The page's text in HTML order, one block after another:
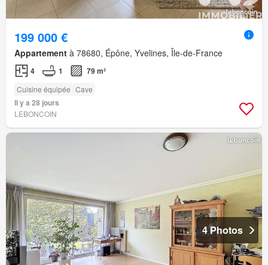
199 000 €
Appartement à 78680, Épône, Yvelines, Île-de-France
4 1 79 m²
Cuisine équipée Cave
Il y a 28 jours
LEBONCOIN
4 Photos